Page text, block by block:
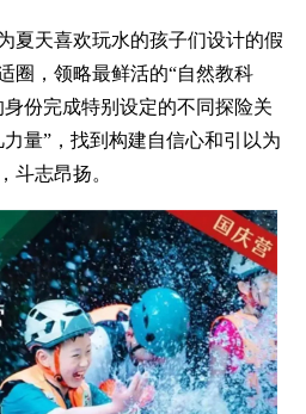
夏天喜欢玩水的孩子们设计的假
圈，领略最鲜活的“自然教科
份完成特别设定的不同探险关
量”，找到构建自信心和引以为
斗志昂扬。